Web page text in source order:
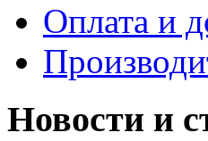
Оплата и
Новости и